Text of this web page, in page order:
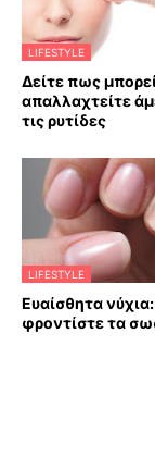
LIFESTYLE
Δείτε πως
απαλλαχτείτε
τις ρυτίδες
LIFESTYLE
Ευαίσθητα νύχια:
φροντίστε τα